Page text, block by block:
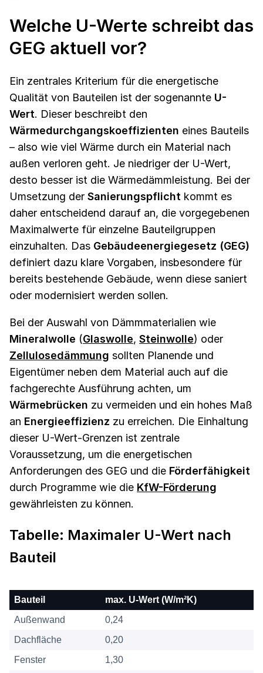
Welche U-Werte schreibt das
GEG aktuell vor?
Ein zentrales Kriterium für die energetische
Qualität von Bauteilen ist der sogenannte U-
Wert. Dieser beschreibt den
Wärmedurchgangskoeffizienten eines Bauteils
– also wie viel Wärme durch ein Material nach
außen verloren geht. Je niedriger der U-Wert,
desto besser ist die Wärmedämmleistung. Bei der
Umsetzung der Sanierungspflicht kommt es
daher entscheidend darauf an, die vorgegebenen
Maximalwerte für einzelne Bauteilgruppen
einzuhalten. Das Gebäudeenergiegesetz (GEG)
definiert dazu klare Vorgaben, insbesondere für
bereits bestehende Gebäude, wenn diese saniert
oder modernisiert werden sollen.
Bei der Auswahl von Dämmmaterialien wie
Mineralwolle (Glaswolle, Steinwolle) oder
Zellulosedämmung sollten Planende und
Eigentümer neben dem Material auch auf die
fachgerechte Ausführung achten, um
Wärmebrücken zu vermeiden und ein hohes Maß
an Energieeffizienz zu erreichen. Die Einhaltung
dieser U-Wert-Grenzen ist zentrale
Voraussetzung, um die energetischen
Anforderungen des GEG und die Förderfähigkeit
durch Programme wie die KfW-Förderung
gewährleisten zu können.
Tabelle: Maximaler U-Wert nach
Bauteil
Bauteil
max. U-Wert (W/m²K)
Außenwand
0,24
Dachfläche
0,20
Fenster
1,30